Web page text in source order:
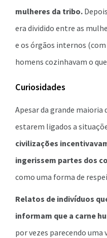
mulheres da tribo.
era dividido entre as
e os órgãos internos
homens cozinhavam o
Curiosidades
Apesar da grande maioria
estarem ligados a
civilizações
ingerissem partes dos
como uma forma de
Relatos de indivíduos
informam que a carne
por vezes parecendo